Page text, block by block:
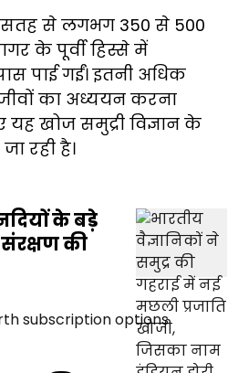
सतह से लगभग 350 से 500
के पूर्वी हिस्से में
पाई गईं। इतनी अधिक
का अध्ययन करना
यह खोज समुद्री विज्ञान के
रही है।
के बड़े
की